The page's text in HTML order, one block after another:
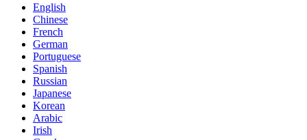
English
Chinese
French
German
Portuguese
Spanish
Russian
Japanese
Korean
Arabic
Irish